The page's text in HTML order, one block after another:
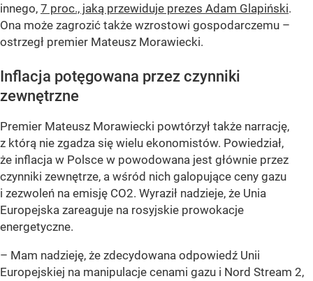
innego, 7 proc., jaką przewiduje prezes Adam Glapiński.
Ona może zagrozić także wzrostowi gospodarczemu –
ostrzegł premier Mateusz Morawiecki.
Inflacja potęgowana przez czynniki
zewnętrzne
Premier Mateusz Morawiecki powtórzył także narrację,
z którą nie zgadza się wielu ekonomistów. Powiedział,
że inflacja w Polsce w powodowana jest głównie przez
czynniki zewnętrze, a wśród nich galopujące ceny gazu
i zezwoleń na emisję CO2. Wyraził nadzieje, że Unia
Europejska zareaguje na rosyjskie prowokacje
energetyczne.
– Mam nadzieję, że zdecydowana odpowiedź Unii
Europejskiej na manipulacje cenami gazu i Nord Stream 2,